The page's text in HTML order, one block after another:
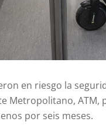
en riesgo la
Metropolitano,
por seis meses.